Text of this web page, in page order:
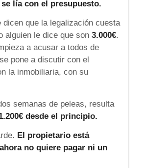
se lía con el presupuesto.
dicen que la legalización cuesta
alguien le dice que son 3.000€.
a acusar a todos de
pone a discutir con el
la inmobiliaria, con su
semanas de peleas, resulta
desde el principio.
El propietario está
no quiere pagar ni un